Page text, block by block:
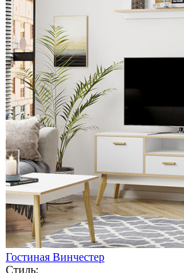
Гостиная Винчестер
Стиль: